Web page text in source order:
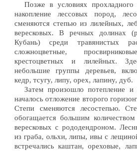
Позже в условиях
накопление лессовых пород,
сменяются степью из лилейных,
вересковых. В речных долинах
Кубань) среди травянистых
сложноцветные,
крестоцветных и лилейных.
небольшие группы деревьев,
кедр, тсугу, липу, орех, лапину, дуб.
Затем произошло потепление и
началось отложение второго
Степи сменяются лесостепью.
обогащается большим
вересковых с рододендроном.
из граба, ольхи, липы, ивы с
встречались каштан, ореховые,